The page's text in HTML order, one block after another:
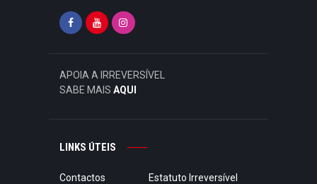
APOIA A IRREVERSÍVEL
SABE MAIS AQUI
LINKS ÚTEIS
Contactos
Estatuto Irreversível